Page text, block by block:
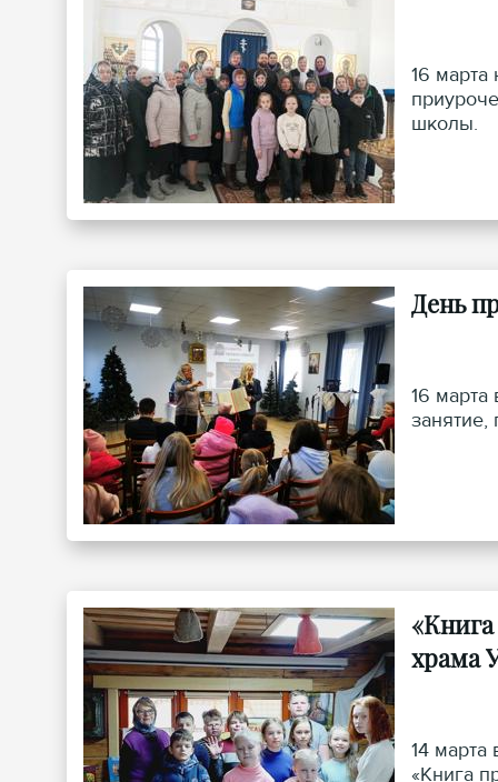
16
школы.
День
16
храма
14 марта
«Книга